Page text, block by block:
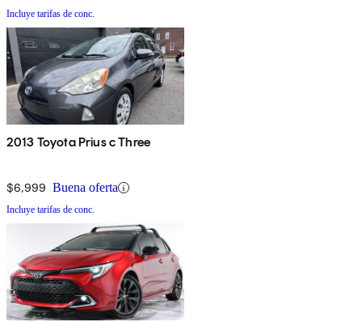
Incluye tarifas de conc.
2013 Toyota Prius c Three
$6,999 Buena oferta
Incluye tarifas de conc.